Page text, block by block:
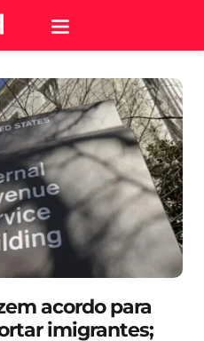
acordo para
imigrantes;